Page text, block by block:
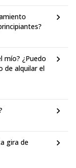
necesito saberlo
saber. Intentaré
mío? ¿Puedo
de alquilar el
gira de